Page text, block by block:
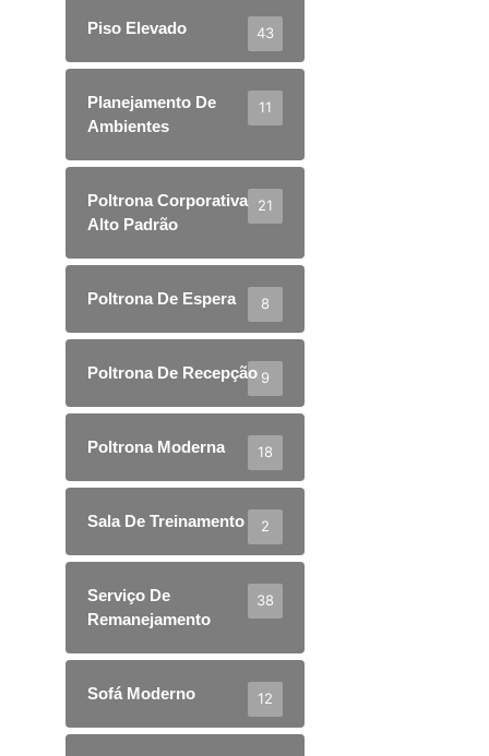
Piso Elevado 43
Planejamento De
Ambientes
11
Poltrona Corporativa
Alto Padrão
21
Poltrona De Espera 8
Poltrona De Recepção 9
Poltrona Moderna 18
Sala De Treinamento 2
Serviço De
Remanejamento
38
Sofá Moderno 12